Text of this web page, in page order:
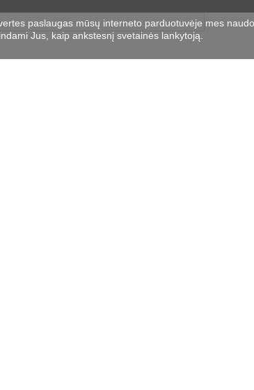
paslaugas mūsų interneto parduotuvėje mes
Jus, kaip ankstesnį svetainės lankytoją.